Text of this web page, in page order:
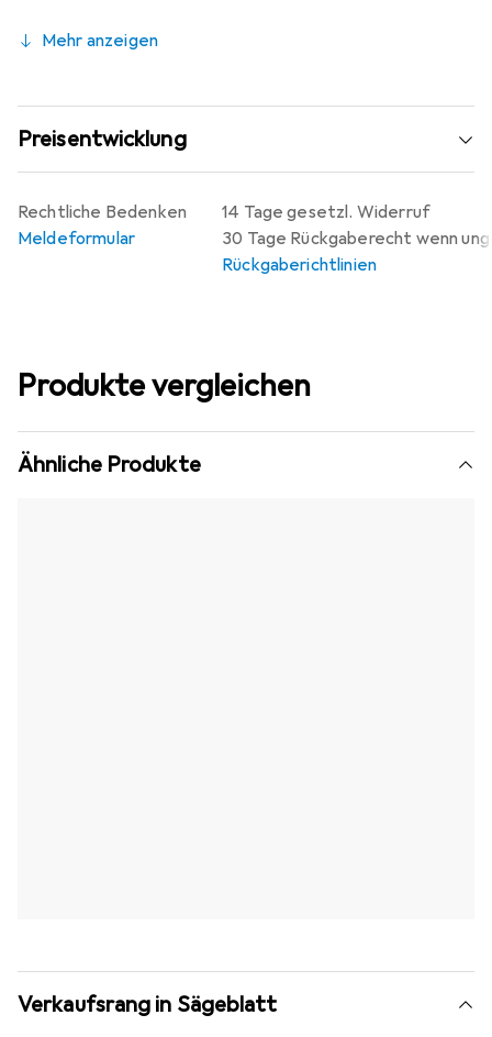
Mehr anzeigen
Preisentwicklung
14 Tage gesetzl. Widerruf
30 Tage Rückgaberecht wenn
Rückgaberichtlinien
Rechtliche Bedenken
Meldeformular
Produkte vergleichen
Ähnliche Produkte
Verkaufsrang in Sägeblatt